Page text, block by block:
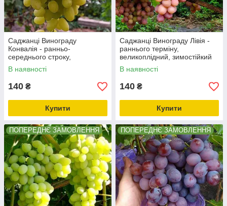
Саджанці Винограду
Конвалія - ранньо-
середнього строку,
великоплідний,
морозостійкий
В наявності
140 ₴
Купити
Саджанці Винограду Лівія -
раннього терміну,
великоплідний, зимостійкий
В наявності
140 ₴
Купити
ПОПЕРЕДНЄ ЗАМОВЛЕННЯ ПОПЕРЕДНЄ ЗАМОВЛЕННЯ